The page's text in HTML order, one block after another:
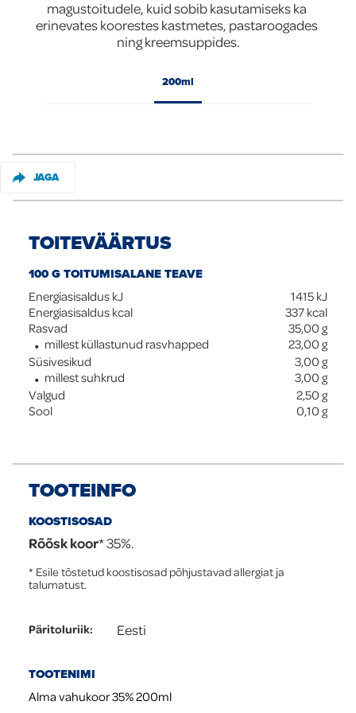
Global
magustoitudele, kuid sobib kasutamiseks ka
erinevates koorestes kastmetes, pastaroogades
ning kreemsuppides.
200ml
JAGA
TOITEVÄÄRTUS
100 G TOITUMISALANE TEAVE
Energiasisaldus kJ 1415 kJ
Energiasisaldus kcal
337 kcal
Rasvad
35,00 g
millest küllastunud rasvhapped
23,00 g
Süsivesikud
3,00 g
millest suhkrud
3,00 g
Valgud
2,50 g
Sool
0,10 g
TOOTEINFO
KOOSTISOSAD
Rõõsk koor* 35%.
* Esile tõstetud koostisosad põhjustavad allergiat ja
talumatust.
Päritoluriik: Eesti
TOOTENIMI
Alma vahukoor 35% 200ml